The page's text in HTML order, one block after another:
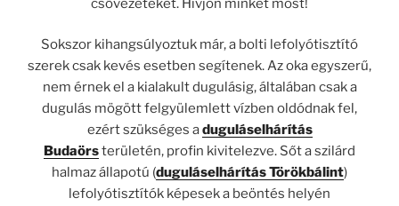
csővezetéket. Hívjon minket most!
Sokszor kihangsúlyoztuk már, a bolti lefolyótisztító
szerek csak kevés esetben segítenek. Az oka egyszerű,
nem érnek el a kialakult dugulásig, általában csak a
dugulás mögött felgyülemlett vízben oldódnak fel,
ezért szükséges aduguláselhárítás
Budaörsterületén, profin kivitelezve. Sőt a szilárd
halmaz állapotú (duguláselhárítás Törökbálint)
lefolyótisztítók képesek a beöntés helyén